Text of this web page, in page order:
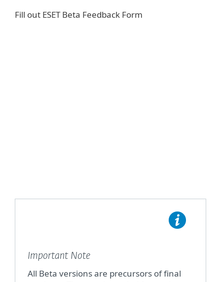
Fill out ESET Beta Feedback Form
Important Note
All Beta versions are precursors of final